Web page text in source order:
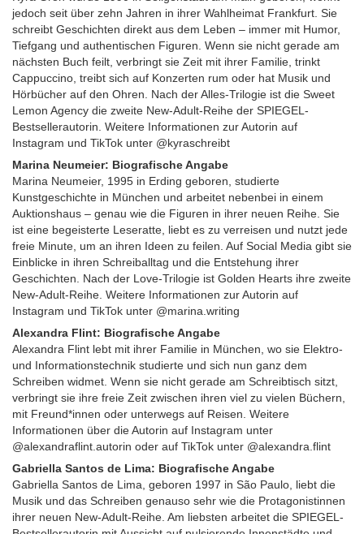
jedoch seit über zehn Jahren in ihrer Wahlheimat Frankfurt. Sie
schreibt Geschichten direkt aus dem Leben – immer mit Humor,
Tiefgang und authentischen Figuren. Wenn sie nicht gerade am
nächsten Buch feilt, verbringt sie Zeit mit ihrer Familie, trinkt
Cappuccino, treibt sich auf Konzerten rum oder hat Musik und
Hörbücher auf den Ohren. Nach der Alles-Trilogie ist die Sweet
Lemon Agency die zweite New-Adult-Reihe der SPIEGEL-
Bestsellerautorin. Weitere Informationen zur Autorin auf
Instagram und TikTok unter @kyraschreibt
Marina Neumeier: Biografische Angabe
Marina Neumeier, 1995 in Erding geboren, studierte
Kunstgeschichte in München und arbeitet nebenbei in einem
Auktionshaus – genau wie die Figuren in ihrer neuen Reihe. Sie
ist eine begeisterte Leseratte, liebt es zu verreisen und nutzt jede
freie Minute, um an ihren Ideen zu feilen. Auf Social Media gibt sie
Einblicke in ihren Schreiballtag und die Entstehung ihrer
Geschichten. Nach der Love-Trilogie ist Golden Hearts ihre zweite
New-Adult-Reihe. Weitere Informationen zur Autorin auf
Instagram und TikTok unter @marina.writing
Alexandra Flint: Biografische Angabe
Alexandra Flint lebt mit ihrer Familie in München, wo sie Elektro-
und Informationstechnik studierte und sich nun ganz dem
Schreiben widmet. Wenn sie nicht gerade am Schreibtisch sitzt,
verbringt sie ihre freie Zeit zwischen ihren viel zu vielen Büchern,
mit Freund*innen oder unterwegs auf Reisen. Weitere
Informationen über die Autorin auf Instagram unter
@alexandraflint.autorin oder auf TikTok unter @alexandra.flint
Gabriella Santos de Lima: Biografische Angabe
Gabriella Santos de Lima, geboren 1997 in São Paulo, liebt die
Musik und das Schreiben genauso sehr wie die Protagonistinnen
ihrer neuen New-Adult-Reihe. Am liebsten arbeitet die SPIEGEL-